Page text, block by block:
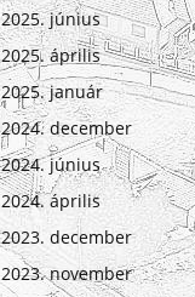
2025. június
2025. április
2025. január
2024. december
2024. június
2024. április
2023. december
2023. november